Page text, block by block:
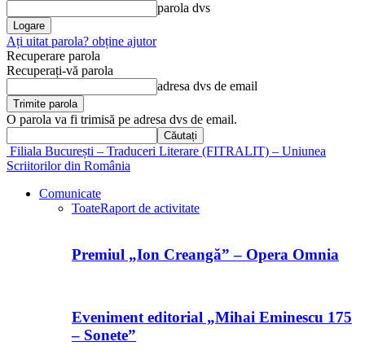
parola dvs
Ați uitat parola? obține ajutor
Recuperare parola
Recuperați-vă parola
adresa dvs de email
O parola va fi trimisă pe adresa dvs de email.
Filiala București – Traduceri Literare (FITRALIT) – Uniunea
Scriitorilor din România
Comunicate
ToateRaport de activitate
Premiul „Ion Creangă” – Opera Omnia
Eveniment editorial „Mihai Eminescu 175
– Sonete”